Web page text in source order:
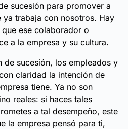
sucesión para promover a
ya trabaja con nosotros. Hay
ese colaborador o
a la empresa y su cultura.
de sucesión, los empleados y
claridad la intención de
tiene. Ya no son
reales: si haces tales
a tal desempeño, este
la empresa pensó para ti,